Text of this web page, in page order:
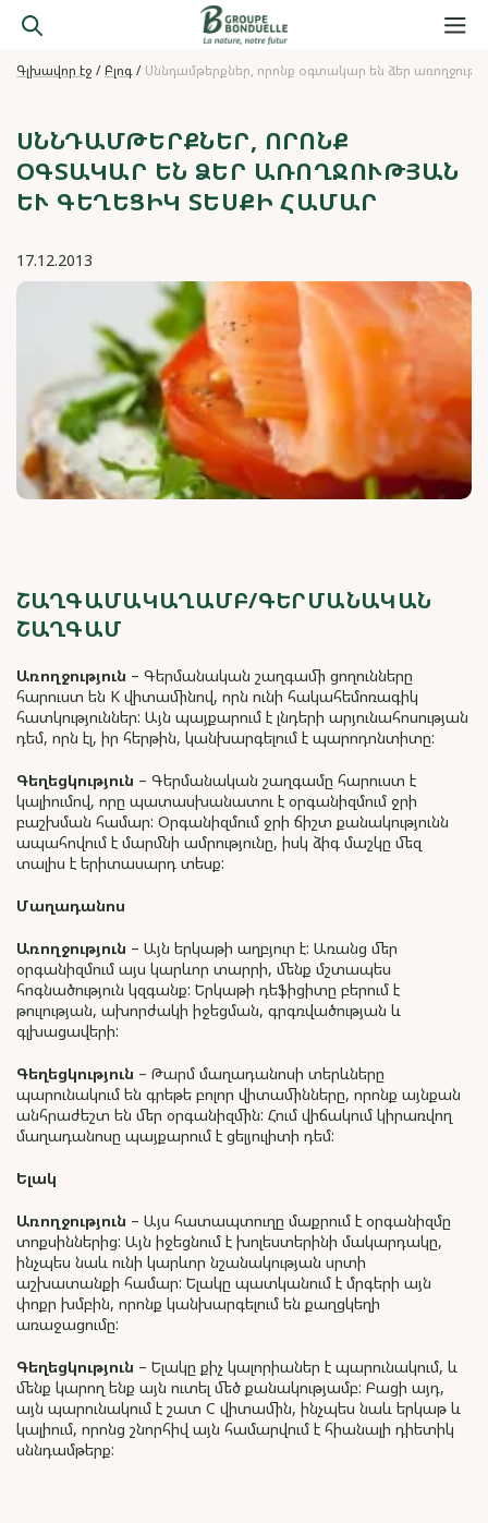
Գլխավոր էջ Բլոգ Սննդամթերքներ, որոնք օգտակար են ձեր
ՍՆՆԴԱՄԹԵՐՔՆԵՐ, ՈՐՈՆՔ
ՕԳՏԱԿԱՐ ԵՆ ՁԵՐ ԱՌՈՂՋՈՒԹՅԱՆ
ԵՒ ԳԵՂԵՑԻԿ ՏԵՍՔԻ ՀԱՄԱՐ
17.12.2013
ՇԱՂԳԱՄԱԿԱՂԱՄԲ/ԳԵՐՄԱՆԱԿԱՆ
ՇԱՂԳԱՄ
Առողջություն – Գերմանական շաղգամի ցողունները
հարուստ են K վիտամինով, որն ունի հակահեմոռագիկ
հատկություններ: Այն պայքարում է լնդերի արյունահոսության
դեմ, որն էլ, իր հերթին, կանխարգելում է պարոդոնտիտը:
Գեղեցկություն – Գերմանական շաղգամը հարուստ է
կալիումով, որը պատասխանատու է օրգանիզմում ջրի
բաշխման համար: Օրգանիզմում ջրի ճիշտ քանակությունն
ապահովում է մարմնի ամրությունը, իսկ ձիգ մաշկը մեզ
տալիս է երիտասարդ տեսք:
Մաղադանոս
Առողջություն – Այն երկաթի աղբյուր է: Առանց մեր
օրգանիզմում այս կարևոր տարրի, մենք մշտապես
հոգնածություն կզգանք: Երկաթի դեֆիցիտը բերում է
թուլության, ախորժակի իջեցման, գրգռվածության և
գլխացավերի:
Գեղեցկություն – Թարմ մաղադանոսի տերևները
պարունակում են գրեթե բոլոր վիտամինները, որոնք այնքան
անհրաժեշտ են մեր օրգանիզմին: Հում վիճակում կիրառվող
մաղադանոսը պայքարում է ցելյուլիտի դեմ:
Ելակ
Առողջություն – Այս հատապտուղը մաքրում է օրգանիզմը
տոքսիններից: Այն իջեցնում է խոլեստերինի մակարդակը,
ինչպես նաև ունի կարևոր նշանակության սրտի
աշխատանքի համար: Ելակը պատկանում է մրգերի այն
փոքր խմբին, որոնք կանխարգելում են քաղցկեղի
առաջացումը:
Գեղեցկություն – Ելակը քիչ կալորիաներ է պարունակում, և
մենք կարող ենք այն ուտել մեծ քանակությամբ: Բացի այդ,
այն պարունակում է շատ C վիտամին, ինչպես նաև երկաթ և
կալիում, որոնց շնորհիվ այն համարվում է հիանալի դիետիկ
սննդամթերք: